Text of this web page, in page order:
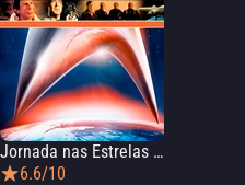
Jornada nas Estrelas III: À Procura de Spock
6.6/10